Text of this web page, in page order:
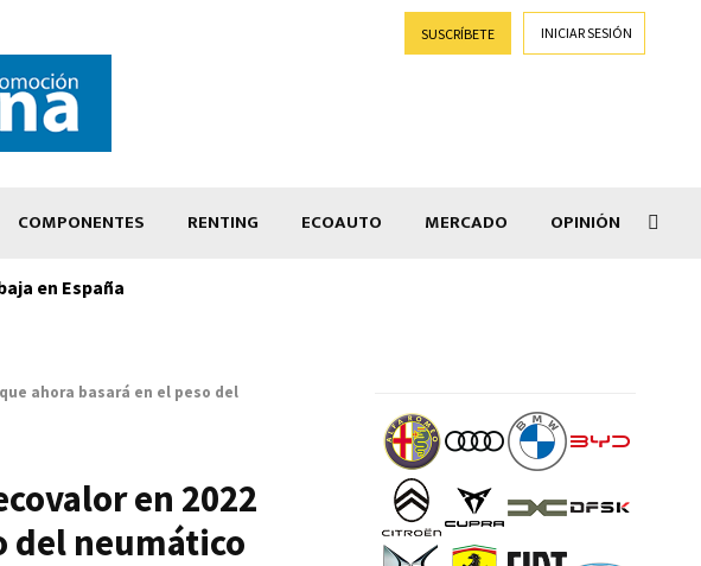
SUSCRÍBETE INICIAR SESIÓN
COMPONENTES RENTING ECOAUTO MERCADO OPINIÓN
en España
ahora basará en el peso del
en 2022
del neumático